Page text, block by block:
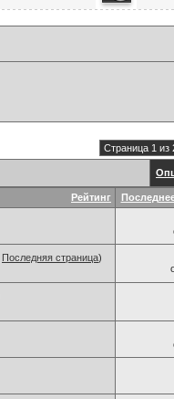
Страница 1 из
Рейтинг
Последняя страница)